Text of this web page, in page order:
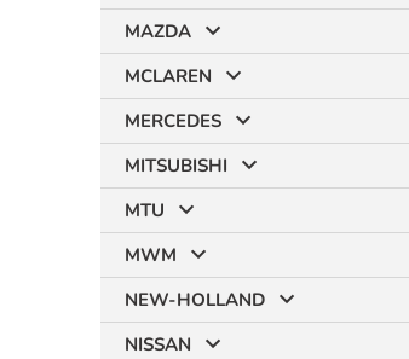
MAZDA
MCLAREN
MERCEDES
MITSUBISHI
MTU
MWM
NEW-HOLLAND
NISSAN